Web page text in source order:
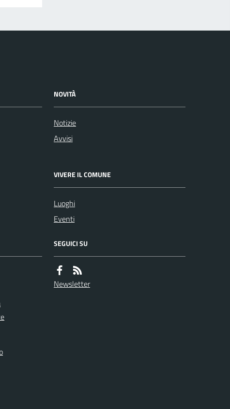
NOVITÀ
Notizie
Avvisi
VIVERE IL COMUNE
Luoghi
Eventi
SEGUICI SU
Newsletter